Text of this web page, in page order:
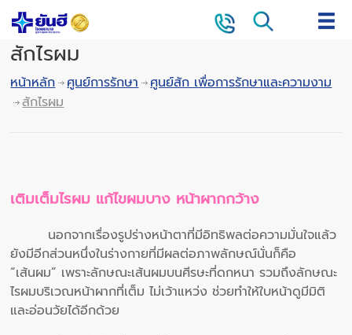
สักไรผม
หน้าหลัก ศูนย์การรักษา
ศูนย์สัก เพื่อการรักษาและความงาม
สักไรผม
เติมเต็มไรผม แก้ไขผมบาง หน้าผากกว้าง
นอกจากเรื่องรูปร่างหน้าตาที่มีอิทธิพลต่อความมั่นใจแล้ว
ยังมีอีกส่วนหนึ่งในร่างกายที่มีผลต่อภาพลักษณ์นั่นก็คือ
“เส้นผม” เพราะลักษณะเส้นผมบนศีรษะที่ดกหนา รวมถึงลักษณะ
ไรผมบริเวณหน้าผากที่เต็ม ไม่เว้าแหว่ง ช่วยทำให้ใบหน้าดูมีมิติ
และอ่อนวัยได้อีกด้วย